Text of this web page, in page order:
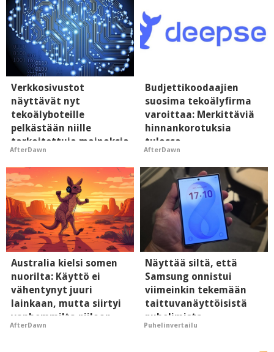
Verkkosivustot
näyttävät nyt
tekoälyboteille
pelkästään niille
tarkoitettuja mainoksia
- vaikuttaa tekoälyn
mielikuvaan brändistä
AfterDawn
Budjettikoodaajien
suosima tekoälyfirma
varoittaa: Merkittäviä
hinnankorotuksia
tulossa
AfterDawn
Australia kielsi somen
nuorilta: Käyttö ei
vähentynyt juuri
lainkaan, mutta siirtyi
vanhemmilta piiloon
AfterDawn
Näyttää siltä, että
Samsung onnistui
viimeinkin tekemään
taittuvanäyttöisistä
puhelimista
supersuosittuja
Puhelinvertailu